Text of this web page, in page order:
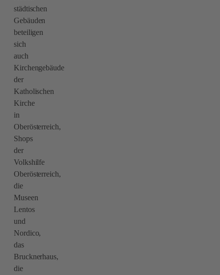
städtischen
Gebäuden
beteiligen
sich
auch
Kirchengebäude
der
Katholischen
Kirche
in
Oberösterreich,
Shops
der
Volkshilfe
Oberösterreich,
die
Museen
Lentos
und
Nordico,
das
Brucknerhaus,
die